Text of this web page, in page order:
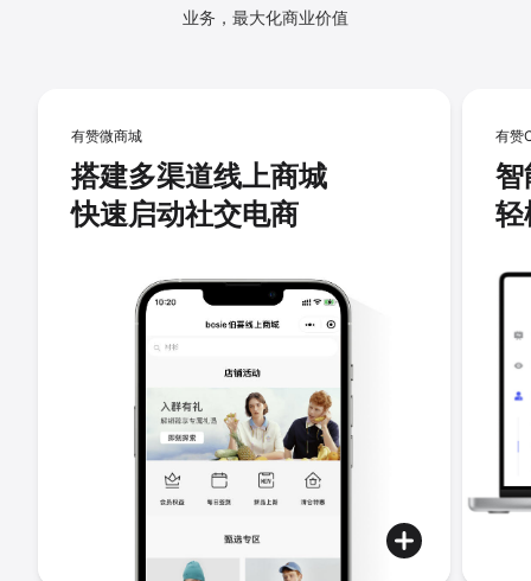
业务，最大化商业价值
有赞微商城
搭建多渠道线上商城
快速启动社交电商
有赞
智
轻